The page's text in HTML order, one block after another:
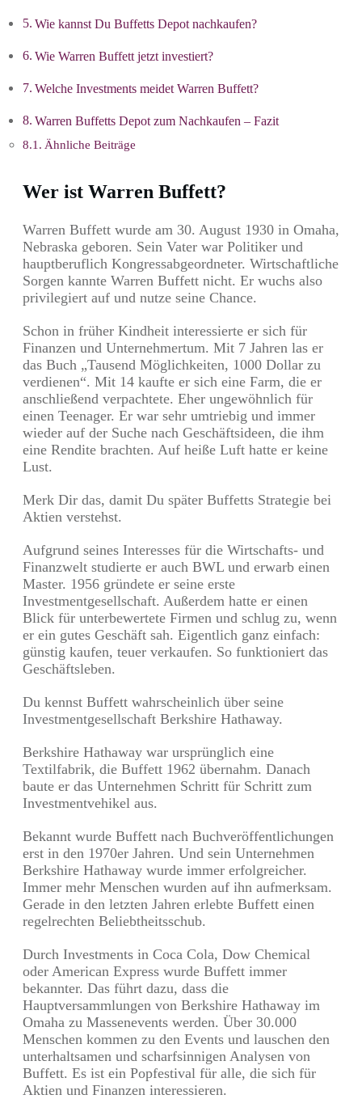
Wie kannst Du Buffetts Depot nachkaufen?
Wie Warren Buffett jetzt investiert?
Welche Investments meidet Warren Buffett?
Warren Buffetts Depot zum Nachkaufen – Fazit
Ähnliche Beiträge
Wer ist Warren Buffett?
Warren Buffett wurde am 30. August 1930 in Omaha,
Nebraska geboren. Sein Vater war Politiker und
hauptberuflich Kongressabgeordneter. Wirtschaftliche
Sorgen kannte Warren Buffett nicht. Er wuchs also
privilegiert auf und nutze seine Chance.
Schon in früher Kindheit interessierte er sich für
Finanzen und Unternehmertum. Mit 7 Jahren las er
das Buch „Tausend Möglichkeiten, 1000 Dollar zu
verdienen“. Mit 14 kaufte er sich eine Farm, die er
anschließend verpachtete. Eher ungewöhnlich für
einen Teenager. Er war sehr umtriebig und immer
wieder auf der Suche nach Geschäftsideen, die ihm
eine Rendite brachten. Auf heiße Luft hatte er keine
Lust.
Merk Dir das, damit Du später Buffetts Strategie bei
Aktien verstehst.
Aufgrund seines Interesses für die Wirtschafts- und
Finanzwelt studierte er auch BWL und erwarb einen
Master. 1956 gründete er seine erste
Investmentgesellschaft. Außerdem hatte er einen
Blick für unterbewertete Firmen und schlug zu, wenn
er ein gutes Geschäft sah. Eigentlich ganz einfach:
günstig kaufen, teuer verkaufen. So funktioniert das
Geschäftsleben.
Du kennst Buffett wahrscheinlich über seine
Investmentgesellschaft Berkshire Hathaway.
Berkshire Hathaway war ursprünglich eine
Textilfabrik, die Buffett 1962 übernahm. Danach
baute er das Unternehmen Schritt für Schritt zum
Investmentvehikel aus.
Bekannt wurde Buffett nach Buchveröffentlichungen
erst in den 1970er Jahren. Und sein Unternehmen
Berkshire Hathaway wurde immer erfolgreicher.
Immer mehr Menschen wurden auf ihn aufmerksam.
Gerade in den letzten Jahren erlebte Buffett einen
regelrechten Beliebtheitsschub.
Durch Investments in Coca Cola, Dow Chemical
oder American Express wurde Buffett immer
bekannter. Das führt dazu, dass die
Hauptversammlungen von Berkshire Hathaway im
Omaha zu Massenevents werden. Über 30.000
Menschen kommen zu den Events und lauschen den
unterhaltsamen und scharfsinnigen Analysen von
Buffett. Es ist ein Popfestival für alle, die sich für
Aktien und Finanzen interessieren.